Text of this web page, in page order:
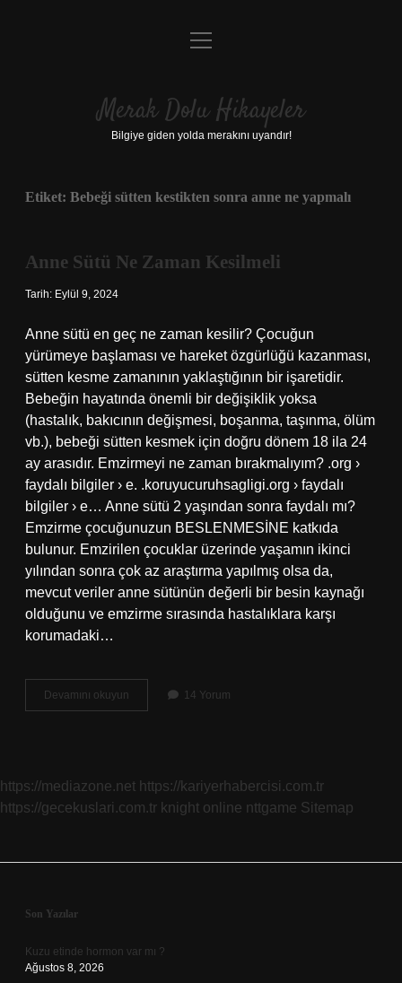
Anasayfa
Yasal Uyarı
menüyü
Merak Dolu Hikayeler
Bilgiye giden yolda merakını uyandır!
Etiket: Bebeği sütten kestikten sonra anne ne yapmalı
Anne Sütü Ne Zaman Kesilmeli
Tarih: Eylül 9, 2024
Anne sütü en geç ne zaman kesilir? Çocuğun
yürümeye başlaması ve hareket özgürlüğü kazanması,
sütten kesme zamanının yaklaştığının bir işaretidir.
Bebeğin hayatında önemli bir değişiklik yoksa
(hastalık, bakıcının değişmesi, boşanma, taşınma, ölüm
vb.), bebeği sütten kesmek için doğru dönem 18 ila 24
ay arasıdır. Emzirmeyi ne zaman bırakmalıyım? .org ›
faydalı bilgiler › e. .koruyucuruhsagligi.org › faydalı
bilgiler › e… Anne sütü 2 yaşından sonra faydalı mı?
Emzirme çocuğunuzun BESLENMESİNE katkıda
bulunur. Emzirilen çocuklar üzerinde yaşamın ikinci
yılından sonra çok az araştırma yapılmış olsa da,
mevcut veriler anne sütünün değerli bir besin kaynağı
olduğunu ve emzirme sırasında hastalıklara karşı
korumadaki…
Devamını okuyun
Sütü
14 Yorum
https://mediazone.net https://kariyerhabercisi.com.tr
https://gecekuslari.com.tr knight online nttgame Sitemap
Sidebar
Son Yazılar
Kuzu etinde hormon var mı ?
Ağustos 8, 2026